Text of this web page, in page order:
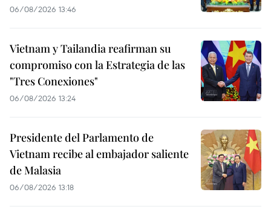
06/08/2026 13:46
Vietnam y Tailandia reafirman su
compromiso con la Estrategia de las
"Tres Conexiones"
06/08/2026 13:24
Presidente del Parlamento de
Vietnam recibe al embajador saliente
de Malasia
06/08/2026 13:18